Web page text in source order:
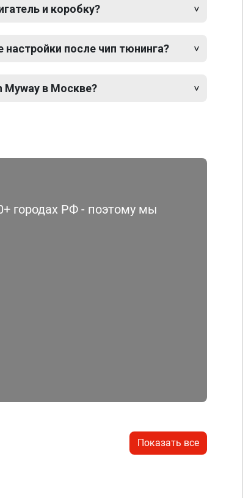
и коробку?
после чип тюнинга?
Myway в Москве?
городах РФ - поэтому мы
Показать все